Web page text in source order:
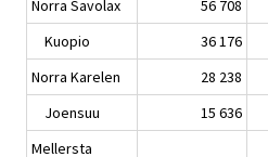
Norra Savolax
56 708
Kuopio
36 176
Norra Karelen
28 238
Joensuu
15 636
Mellersta